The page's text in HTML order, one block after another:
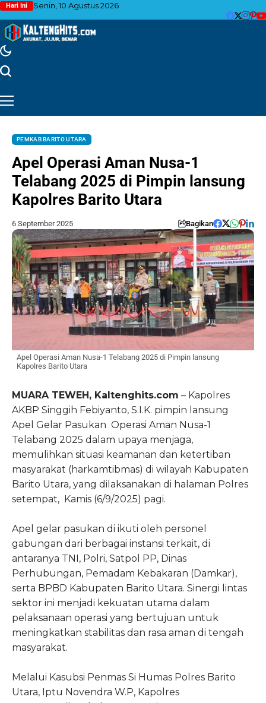
Hari Ini Senin, 10 Agustus 2026
PEMKAB BARITO UTARA
Apel Operasi Aman Nusa-1
Telabang 2025 di Pimpin lansung
Kapolres Barito Utara
6 September 2025 Bagikan
Apel Operasi Aman Nusa-1 Telabang 2025 di Pimpin lansung
Kapolres Barito Utara
MUARA TEWEH, Kaltenghits.com – Kapolres
AKBP Singgih Febiyanto, S.I.K. pimpin lansung
Apel Gelar Pasukan Operasi Aman Nusa-1
Telabang 2025 dalam upaya menjaga,
memulihkan situasi keamanan dan ketertiban
masyarakat (harkamtibmas) di wilayah Kabupaten
Barito Utara, yang dilaksanakan di halaman Polres
setempat, Kamis (6/9/2025) pagi.
Apel gelar pasukan di ikuti oleh personel
gabungan dari berbagai instansi terkait, di
antaranya TNI, Polri, Satpol PP, Dinas
Perhubungan, Pemadam Kebakaran (Damkar),
serta BPBD Kabupaten Barito Utara. Sinergi lintas
sektor ini menjadi kekuatan utama dalam
pelaksanaan operasi yang bertujuan untuk
meningkatkan stabilitas dan rasa aman di tengah
masyarakat.
Melalui Kasubsi Penmas Si Humas Polres Barito
Utara, Iptu Novendra W.P, Kapolres